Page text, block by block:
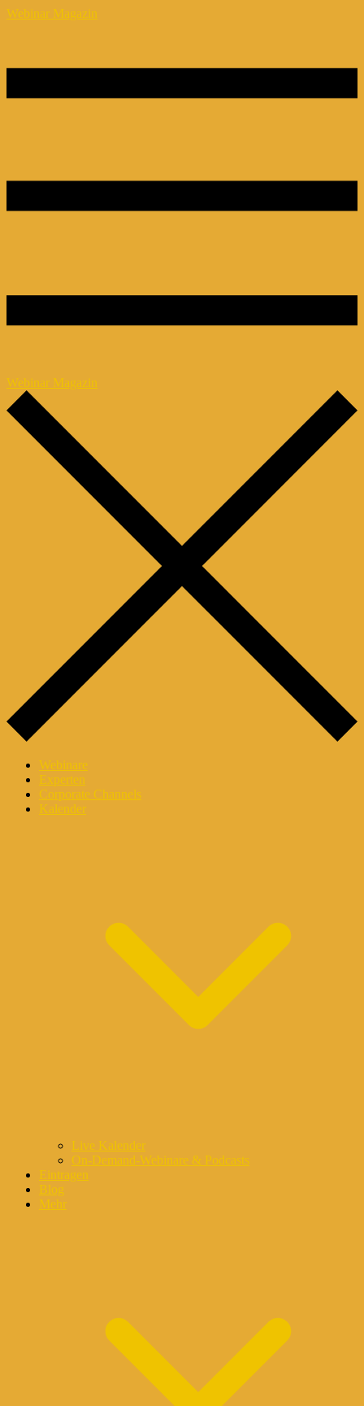
Webinar Magazin
Webinar Magazin
Webinare
Experten
Corporate Channels
Kalender
Live Kalender
On-Demand-Webinare & Podcasts
Eintragen
Blog
Mehr